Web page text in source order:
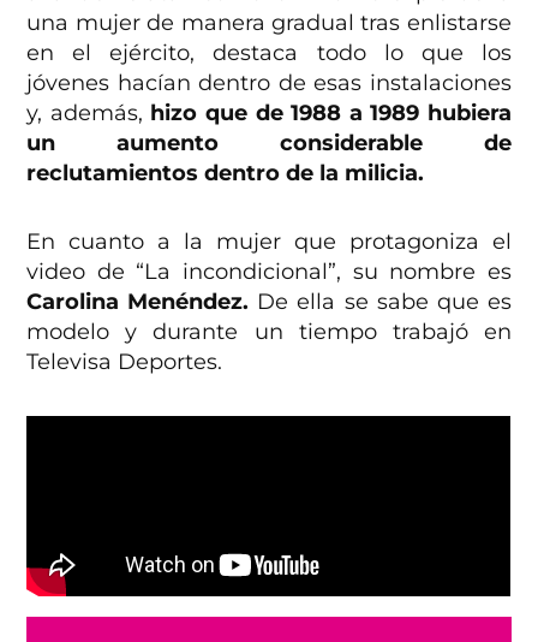
una mujer de manera gradual tras enlistarse
en el ejército, destaca todo lo que los
jóvenes hacían dentro de esas instalaciones
y, además, hizo que de 1988 a 1989 hubiera
un aumento considerable de
reclutamientos dentro de la milicia.
En cuanto a la mujer que protagoniza el
video de “La incondicional”, su nombre es
Carolina Menéndez. De ella se sabe que es
modelo y durante un tiempo trabajó en
Televisa Deportes.